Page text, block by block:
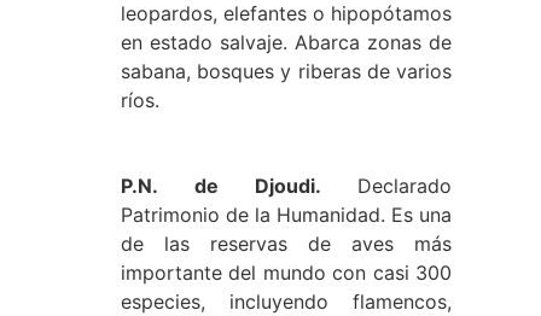
leopardos, elefantes o hipopótamos
en estado salvaje. Abarca zonas de
sabana, bosques y riberas de varios
ríos.
P.N. de Djoudi. Declarado
Patrimonio de la Humanidad. Es una
de las reservas de aves más
importante del mundo con casi 300
especies, incluyendo flamencos,